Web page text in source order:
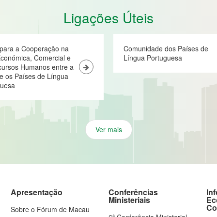
Ligações Úteis
a Cooperação na
Comercial e
Humanos entre a
os Países de Língua
Comunidade dos Países de
Língua Portuguesa
Ver mais
Apresentação
Sobre o Fórum de Macau
Conferências
Ministeriais